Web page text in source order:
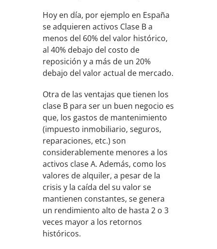
Hoy en día, por ejemplo en España
se adquieren activos Clase B a
menos del 60% del valor histórico,
al 40% debajo del costo de
reposición y a más de un 20%
debajo del valor actual de mercado.
Otra de las ventajas que tienen los
clase B para ser un buen negocio es
que, los gastos de mantenimiento
(impuesto inmobiliario, seguros,
reparaciones, etc.) son
considerablemente menores a los
activos clase A. Además, como los
valores de alquiler, a pesar de la
crisis y la caída del su valor se
mantienen constantes, se genera
un rendimiento alto de hasta 2 o 3
veces mayor a los retornos
históricos.